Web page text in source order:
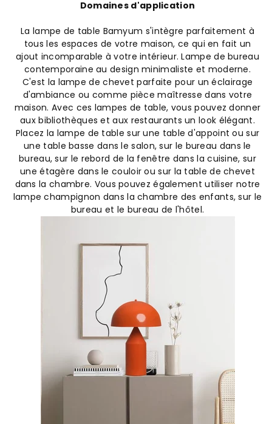
Domaines d'application
La lampe de table Bamyum s'intègre parfaitement à
tous les espaces de votre maison, ce qui en fait un
ajout incomparable à votre intérieur. Lampe de bureau
contemporaine au design minimaliste et moderne.
C'est la lampe de chevet parfaite pour un éclairage
d'ambiance ou comme pièce maîtresse dans votre
maison. Avec ces lampes de table, vous pouvez donner
aux bibliothèques et aux restaurants un look élégant.
Placez la lampe de table sur une table d'appoint ou sur
une table basse dans le salon, sur le bureau dans le
bureau, sur le rebord de la fenêtre dans la cuisine, sur
une étagère dans le couloir ou sur la table de chevet
dans la chambre. Vous pouvez également utiliser notre
lampe champignon dans la chambre des enfants, sur le
bureau et le bureau de l'hôtel.